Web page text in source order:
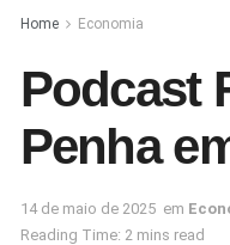
Home Economia
Podcast
Penha
14 de maio de 2025 em
Reading Time: 2 mins read